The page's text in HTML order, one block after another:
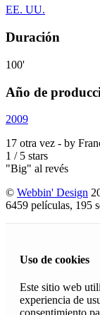
EE. UU.
Duración
100'
Año de
2009
17 otra vez - by
1 / 5 stars
"Big" al revés
© Webbin' Design
6459 películas, 195
Uso de cookies
Este sitio web
experiencia de
consentimiento